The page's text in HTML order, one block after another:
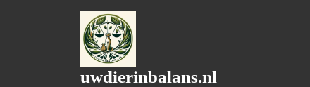
uwdierinbalans.nl